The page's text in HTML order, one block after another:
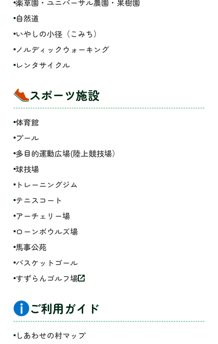
自然道
いやしの小径（こみち）
ノルディックウォーキング
レンタサイクル
スポーツ施設
体育館
プール
多目的運動広場(陸上競技場）
球技場
トレーニングジム
テニスコート
アーチェリー場
ローンボウルズ場
馬事公苑
バスケットゴール
すずらんゴルフ場
ご利用ガイド
しあわせの村マップ